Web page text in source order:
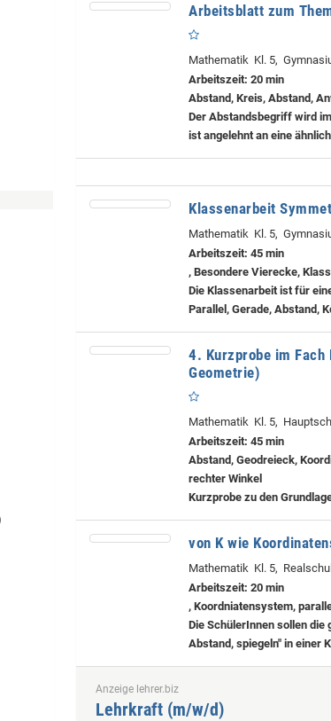
Arbeitsblatt zum
Mathematik Kl. 5,
Arbeitszeit: 20 min
Abstand, Kreis, Abstand,
Der Abstandsbegriff wird
ist angelehnt an eine
Klassenarbeit
Mathematik Kl. 5,
Arbeitszeit: 45 min
, Besondere Vierecke,
Die Klassenarbeit ist für
Parallel, Gerade, Abstand,
4. Kurzprobe im
Geometrie)
Mathematik Kl. 5,
Arbeitszeit: 45 min
Abstand, Geodreieck,
rechter Winkel
Kurzprobe zu den
von K wie
Mathematik Kl. 5,
Arbeitszeit: 20 min
, Koordniatensystem,
Die SchülerInnen sollen
Abstand, spiegeln" in einer
Anzeige lehrer.biz
Lehrkraft (m/w/d)